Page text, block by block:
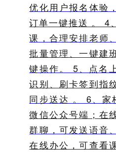
优化用户报名体验
订单一键推送 。 4
课，合理安排老师
批量管理、一键建
键操作。 5、点名
识别、刷卡签到指
同步送达 。 6、家
微信公众号端；在
群聊，可发送语音
在线办公，可查看